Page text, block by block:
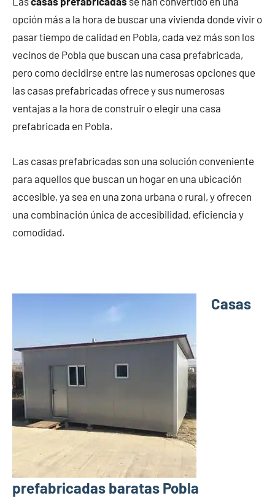
opción más a la hora de buscar una vivienda donde vivir o
pasar tiempo de calidad en Pobla, cada vez más son los
vecinos de Pobla que buscan una casa prefabricada,
pero como decidirse entre las numerosas opciones que
las casas prefabricadas ofrece y sus numerosas
ventajas a la hora de construir o elegir una casa
prefabricada en Pobla.
Las casas prefabricadas son una solución conveniente
para aquellos que buscan un hogar en una ubicación
accesible, ya sea en una zona urbana o rural, y ofrecen
una combinación única de accesibilidad, eficiencia y
comodidad.
Casas
prefabricadas baratas Pobla